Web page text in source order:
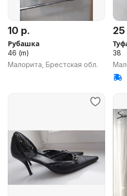
10 р.
Рубашка
46 (m)
Малорита, Брестская обл.
25
38